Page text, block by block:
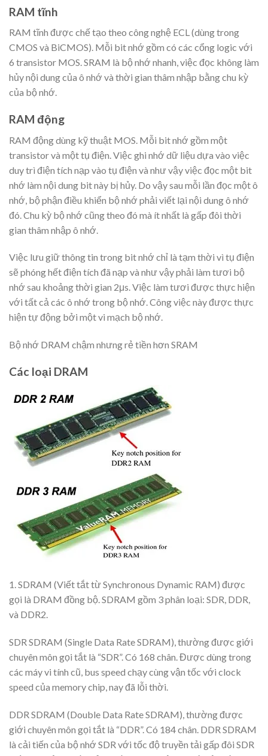
RAM tĩnh
RAM tĩnh được chế tạo theo công nghệ ECL (dùng trong
CMOS và BiCMOS). Mỗi bit nhớ gồm có các cổng logic với
6 transistor MOS. SRAM là bộ nhớ nhanh, việc đọc không làm
hủy nội dung của ô nhớ và thời gian thâm nhập bằng chu kỳ
của bộ nhớ.
RAM động
RAM động dùng kỹ thuật MOS. Mỗi bit nhớ gồm một
transistor và một tụ điện. Việc ghi nhớ dữ liệu dựa vào việc
duy trì điện tích nạp vào tụ điện và như vậy việc đọc một bit
nhớ làm nội dung bit này bị hủy. Do vậy sau mỗi lần đọc một ô
nhớ, bộ phận điều khiển bộ nhớ phải viết lại nội dung ô nhớ
đó. Chu kỳ bộ nhớ cũng theo đó mà ít nhất là gấp đôi thời
gian thâm nhập ô nhớ.
Việc lưu giữ thông tin trong bit nhớ chỉ là tạm thời vì tụ điện
sẽ phóng hết điện tích đã nạp và như vậy phải làm tươi bộ
nhớ sau khoảng thời gian 2μs. Việc làm tươi được thực hiện
với tất cả các ô nhớ trong bộ nhớ. Công việc này được thực
hiện tự động bởi một vi mạch bộ nhớ.
Bộ nhớ DRAM chậm nhưng rẻ tiền hơn SRAM
Các loại DRAM
1. SDRAM (Viết tắt từ Synchronous Dynamic RAM) được
gọi là DRAM đồng bộ. SDRAM gồm 3 phân loại: SDR, DDR,
và DDR2.
SDR SDRAM (Single Data Rate SDRAM), thường được giới
chuyên môn gọi tắt là “SDR”. Có 168 chân. Được dùng trong
các máy vi tính cũ, bus speed chạy cùng vận tốc với clock
speed của memory chip, nay đã lỗi thời.
DDR SDRAM (Double Data Rate SDRAM), thường được
giới chuyên môn gọi tắt là “DDR”. Có 184 chân. DDR SDRAM
là cải tiến của bộ nhớ SDR với tốc độ truyền tải gấp đôi SDR